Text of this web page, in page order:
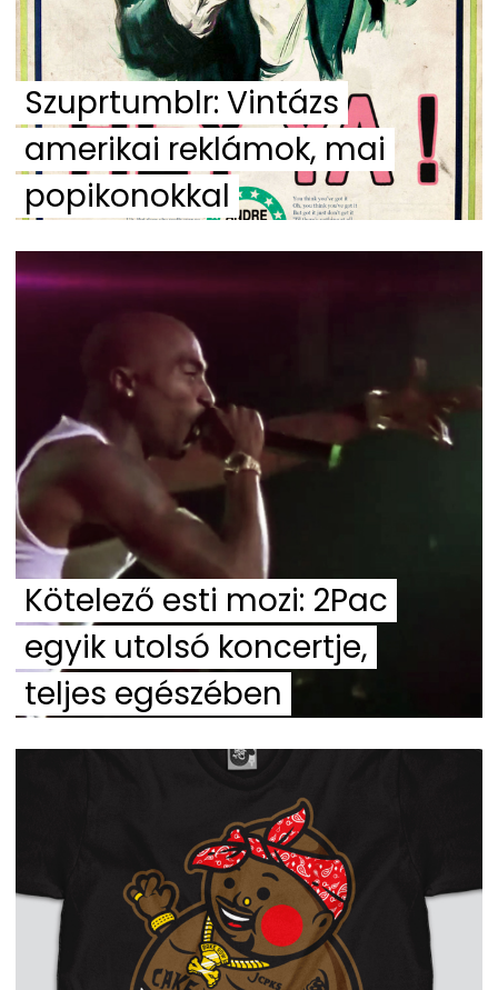
Szuprtumblr: Vintázs
amerikai reklámok, mai
popikonokkal
Kötelező esti mozi: 2Pac
egyik utolsó koncertje,
teljes egészében